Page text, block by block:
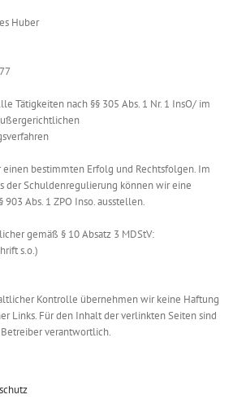
Huber
Tätigkeiten nach §§ 305 Abs. 1 Nr. 1 InsO/ im
bestimmten Erfolg und Rechtsfolgen. Im
der Schuldenregulierung können wir eine
903 Abs. 1 ZPO Inso. ausstellen.
gemäß § 10 Absatz 3 MDStV:
s.o.)
Kontrolle übernehmen wir keine Haftung
Links. Für den Inhalt der verlinkten Seiten sind
verantwortlich.